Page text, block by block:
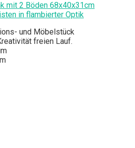
mit 2 Böden 68x40x31cm
in flambierter Optik
und Möbelstück
freien Lauf.